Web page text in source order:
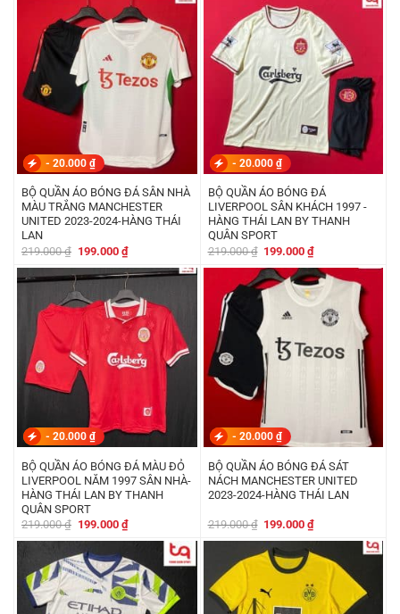
219.000 ₫.là:
199.000 ₫.
219.000 ₫.là:
199.000 ₫.
- 20.000 ₫
BỘ QUẦN ÁO BÓNG ĐÁ SÂN NHÀ
MÀU TRẮNG MANCHESTER
UNITED 2023-2024-HÀNG THÁI
LAN
219.000₫ Giá
là:
219.000 ₫.
199.000 ₫Giá
hiện
tại
là:
199.000 ₫.
- 20.000 ₫
BỘ QUẦN ÁO BÓNG ĐÁ
LIVERPOOL SÂN KHÁCH 1997 -
HÀNG THÁI LAN BY THANH
QUÂN SPORT
219.000₫ Giá
là:
219.000 ₫.
199.000₫Giá
tại
là:
199.000 ₫.
- 20.000 ₫
BỘ QUẦN ÁO BÓNG ĐÁ MÀU ĐỎ
LIVERPOOL NĂM 1997 SÂN NHÀ-
HÀNG THÁI LAN BY THANH
QUÂN SPORT
219.000₫ Giá
là:
219.000 ₫.
199.000 ₫Giá
hiện
tại
là:
199.000 ₫.
- 20.000 ₫
BỘ QUẦN ÁO BÓNG ĐÁ SÁT
NÁCH MANCHESTER UNITED
2023-2024-HÀNG THÁI LAN
219.000₫ Giá
là:
219.000 ₫.
199.000₫Giá
tại
là:
199.000 ₫.